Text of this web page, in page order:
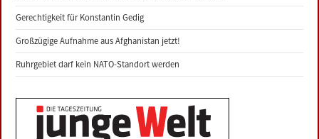
Gerechtigkeit für Konstantin Gedig
Großzügige Aufnahme aus Afghanistan jetzt!
Ruhrgebiet darf kein NATO-Standort werden